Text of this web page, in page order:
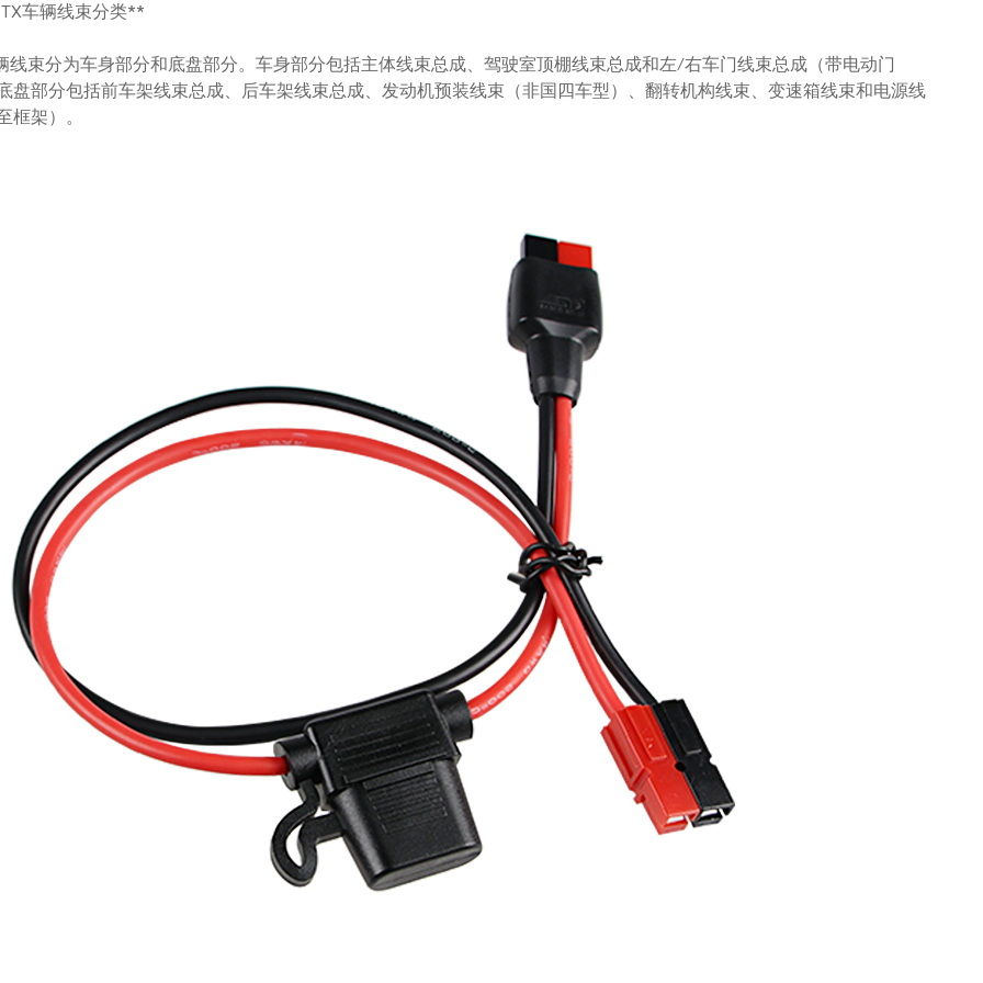
车辆线束分类**
线束分为车身部分和底盘部分。车身部分包括主体线束总成、驾驶室顶棚线束总成和左/右车门线束总成（带电动门
盘部分包括前车架线束总成、后车架线束总成、发动机预装线束（非国四车型）、翻转机构线束、变速箱线束和电源线
框架）。